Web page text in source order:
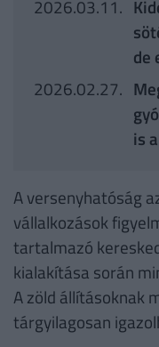
2026.03.11.
de
2026.02.27.
is
A versenyhatóság
vállalkozások
tartalmazó
kialakítása során
A zöld állításoknak
tárgyilagosan